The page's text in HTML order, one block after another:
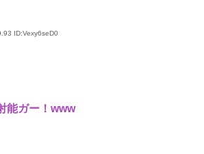
ID:Vexy6seD0
能ガー！www